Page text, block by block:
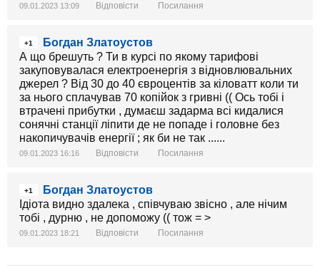
09.01.2023 13:09 Відповісти Посилання
+1
Богдан Златоустов
А що брешуть ? Ти в курсі по якому тарифові
закуповувалася електроенергія з відновлювальних
джерел ? Від 30 до 40 євроцентів за кіловатт коли ти
за нього сплачував 70 копійок з гривні (( Ось тобі і
втрачені прибутки , думаєш задарма всі кидалися
сонячні станції ліпити де не попаде і головне без
накопичувачів енергії ; як би не так ......
09.01.2023 16:16 Відповісти Посилання
+1
Богдан Златоустов
Ідіота видно здалека , співчуваю звісно , але нічим
тобі , дурню , не допоможу (( тож = >
09.01.2023 18:21 Відповісти Посилання